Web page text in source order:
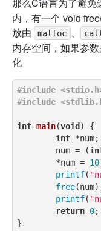
内，有一个 void
放由
malloc 、
内存空间，如果参
化
#include
#include
int main(void )
{
int *num;
        num = (
        *num =
10
printf(
free
printf(
return 0;